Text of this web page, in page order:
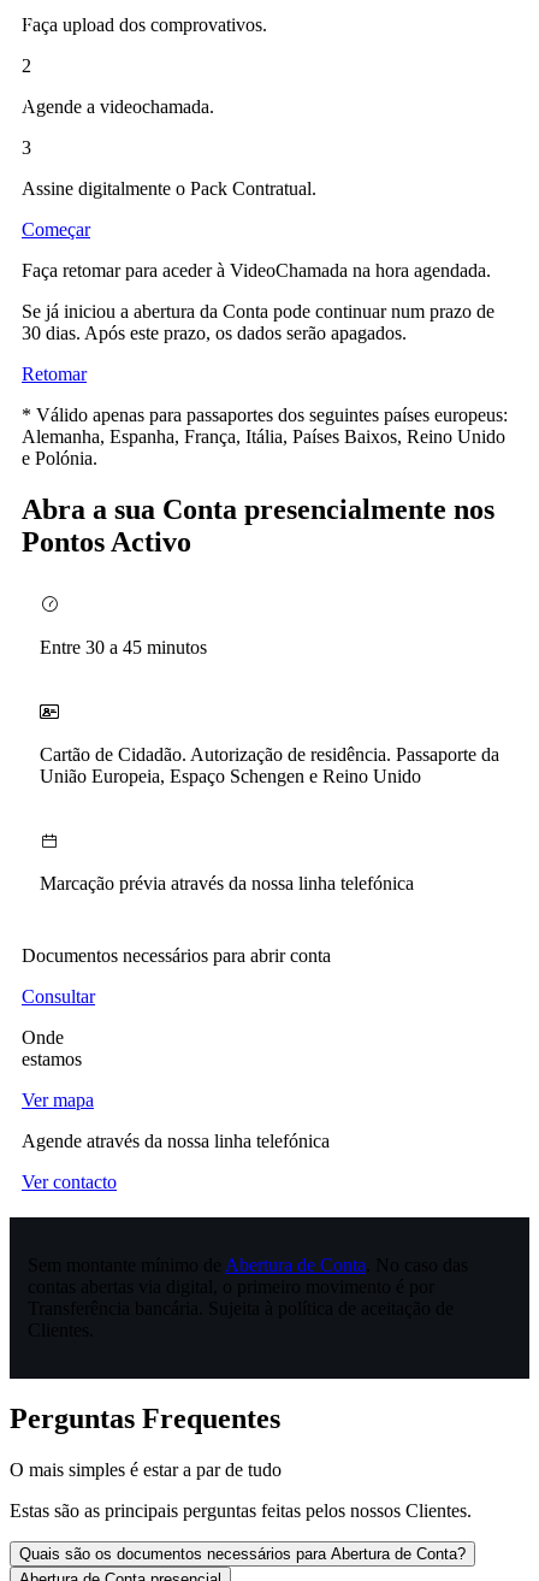
Faça upload dos comprovativos.
2
Agende a videochamada.
3
Assine digitalmente o Pack Contratual.
Começar
Faça retomar para aceder à VideoChamada na hora agendada.
Se já iniciou a abertura da Conta pode continuar num prazo de
30 dias. Após este prazo, os dados serão apagados.
Retomar
* Válido apenas para passaportes dos seguintes países europeus:
Alemanha, Espanha, França, Itália, Países Baixos, Reino Unido
e Polónia.
Abra a sua Conta presencialmente nos
Pontos Activo
Entre 30 a 45 minutos
Cartão de Cidadão. Autorização de residência. Passaporte da
União Europeia, Espaço Schengen e Reino Unido
Marcação prévia através da nossa linha telefónica
Documentos necessários para abrir conta
Consultar
Onde
estamos
Ver mapa
Agende através da nossa linha telefónica
Ver contacto
Sem montante mínimo de Abertura de Conta . No caso das
contas abertas via digital, o primeiro movimento é por
Transferência bancária. Sujeita à política de aceitação de
Clientes.
Perguntas Frequentes
O mais simples é estar a par de tudo
Estas são as principais perguntas feitas pelos nossos Clientes.
Quais são os documentos necessários para Abertura de Conta?